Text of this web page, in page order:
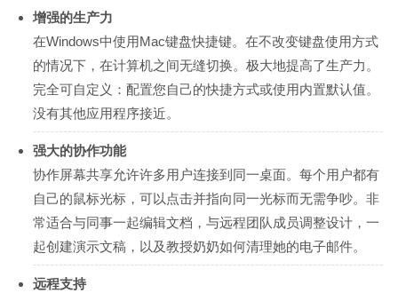
增强的生产力
在Windows中使用Mac键盘快捷键。在不改变键盘使用方式
的情况下，在计算机之间无缝切换。极大地提高了生产力。
完全可自定义：配置您自己的快捷方式或使用内置默认值。
没有其他应用程序接近。
强大的协作功能
协作屏幕共享允许许多用户连接到同一桌面。每个用户都有
自己的鼠标光标，可以点击并指向同一光标而无需争吵。非
常适合与同事一起编辑文档，与远程团队成员调整设计，一
起创建演示文稿，以及教授奶奶如何清理她的电子邮件。
远程支持